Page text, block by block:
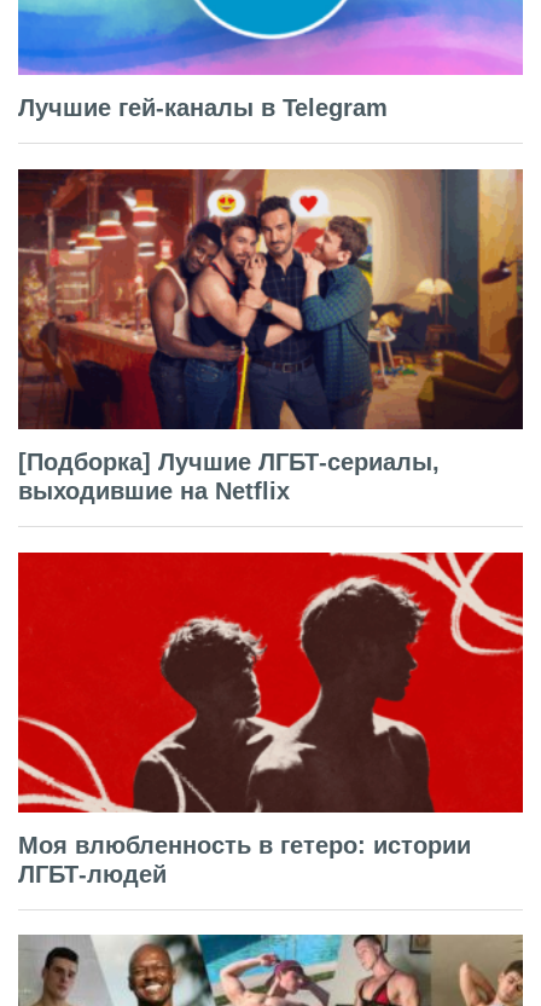
Лучшие гей-каналы в Telegram
[Подборка] Лучшие ЛГБТ-сериалы,
выходившие на Netflix
Моя влюбленность в гетеро: истории
ЛГБТ-людей